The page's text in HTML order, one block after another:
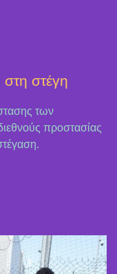
στέγη
των
προστασίας